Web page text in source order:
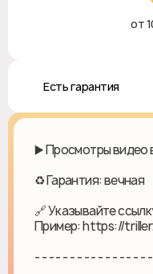
от
♻️ Есть гарантия
▶️ Просмотры видео
♻ Гарантия: вечная
🔗 Указывайте
Пример: https://
- - - - - - - - - - - - - - - -